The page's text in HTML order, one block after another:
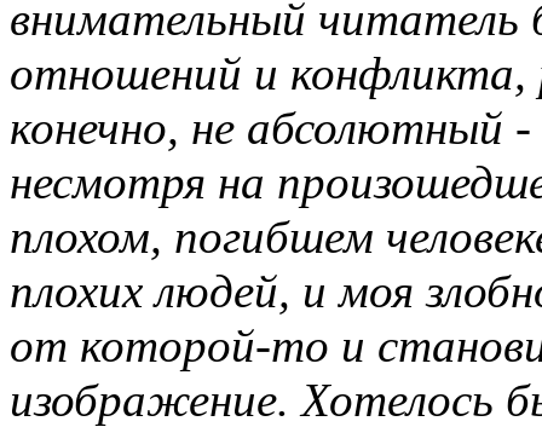
внимательный читатель
отношений и конфликта,
конечно, не абсолютный
несмотря на
плохом, погибшем
плохих людей, и моя
от которой-то и
изображение. Хотелось